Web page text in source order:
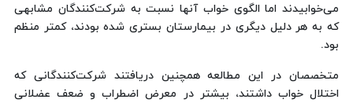
می‌خوابیدند اما الگوی خواب آنها نسبت به شرکت‌کنندگان مشابهی
که به هر دلیل دیگری در بیمارستان بستری شده بودند، کمتر منظم
بود.
متخصصان در این مطالعه همچنین دریافتند شرکت‌کنندگانی که
اختلال خواب داشتند، بیشتر در معرض اضطراب و ضعف عضلانی